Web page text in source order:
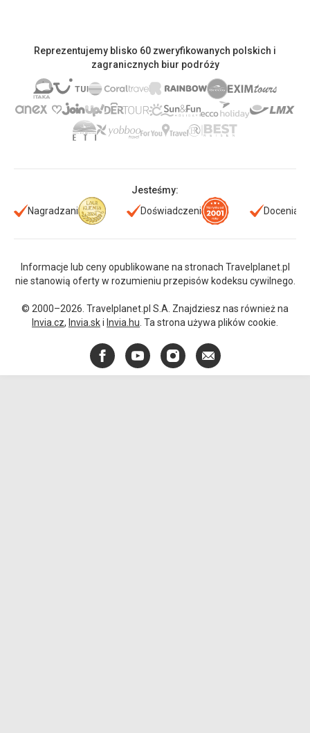
Reprezentujemy blisko 60 zweryfikowanych polskich i
zagranicznych biur podróży
Jesteśmy:
Nagradzani
Doświadczeni Doceniani
Informacje lub ceny opublikowane na stronach Travelplanet.pl
nie stanowią oferty w rozumieniu przepisów kodeksu cywilnego.
© 2000–2026. Travelplanet.pl S.A. Znajdziesz nas również na
Invia.cz, Invia.ski Invia.hu . Ta strona używa plików cookie.
FacebookYouTubeInstagram
E-
mail